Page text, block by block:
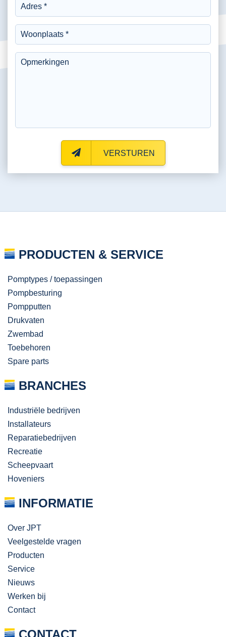
VERSTUREN
PRODUCTEN & SERVICE
Pomptypes / toepassingen
Pompbesturing
Pompputten
Drukvaten
Zwembad
Toebehoren
Spare parts
BRANCHES
Industriële bedrijven
Installateurs
Reparatiebedrijven
Recreatie
Scheepvaart
Hoveniers
INFORMATIE
Over JPT
Veelgestelde vragen
Producten
Service
Nieuws
Werken bij
Contact